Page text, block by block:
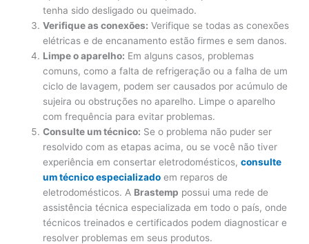
tenha sido desligado ou queimado.
Verifique as conexões: Verifique se todas as conexões
elétricas e de encanamento estão firmes e sem danos.
Limpe o aparelho: Em alguns casos, problemas
comuns, como a falta de refrigeração ou a falha de um
ciclo de lavagem, podem ser causados ​​por acúmulo de
sujeira ou obstruções no aparelho. Limpe o aparelho
com frequência para evitar problemas.
Consulte um técnico: Se o problema não puder ser
resolvido com as etapas acima, ou se você não tiver
experiência em consertar eletrodomésticos,consulte
um técnico especializado em reparos de
eletrodomésticos. A Brastemp possui uma rede de
assistência técnica especializada em todo o país, onde
técnicos treinados e certificados podem diagnosticar e
resolver problemas em seus produtos.